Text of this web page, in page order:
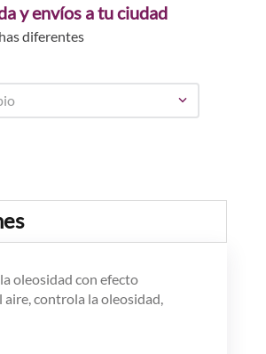
y envíos a tu ciudad
diferentes
oleosidad con efecto
controla la oleosidad,